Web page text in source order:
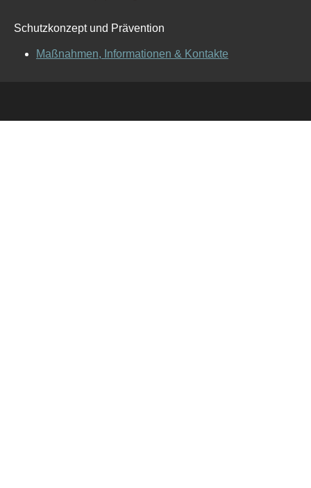
Schutzkonzept und Prävention
Maßnahmen, Informationen & Kontakte